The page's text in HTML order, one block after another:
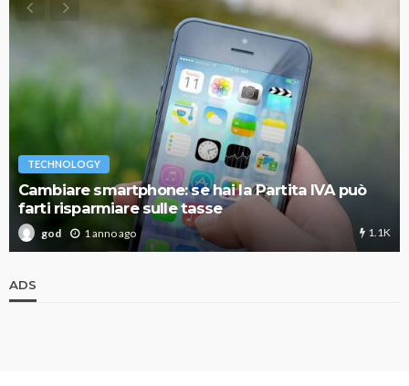
TECHNOLOGY
Cambiare smartphone: se hai la Partita IVA può
farti risparmiare sulle tasse
god 1 anno ago 1.1K
ADS